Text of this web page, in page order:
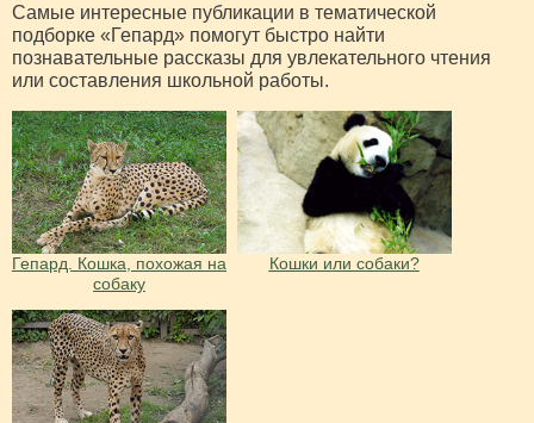
Самые интересные публикации в тематической
подборке «Гепард» помогут быстро найти
познавательные рассказы для увлекательного чтения
или составления школьной работы.
Гепард. Кошка, похожая на
собаку
Кошки или собаки?